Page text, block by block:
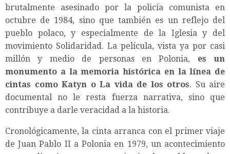
brutalmente asesinado por la policía comunista en
octubre de 1984, sino que también es un reflejo del
pueblo polaco, y especialmente de la Iglesia y del
movimiento Solidaridad. La película, vista ya por casi
millón y medio de personas en Polonia, es un
monumento a la memoria histórica en la línea de
cintas como Katyn o La vida de los otros. Su aire
documental no le resta fuerza narrativa, sino que
contribuye a darle veracidad a la historia.
Cronológicamente, la cinta arranca con el primer viaje
de Juan Pablo II a Polonia en 1979, un acontecimiento